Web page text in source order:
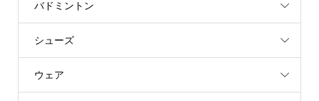
バドミントン
シューズ
ウェア